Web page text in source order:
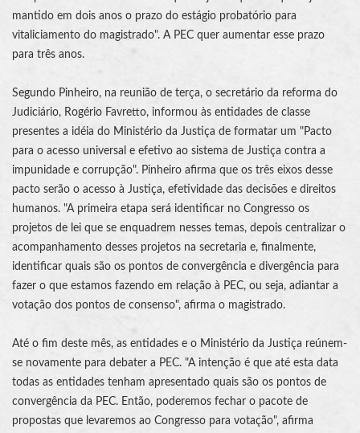
mantido em dois anos o prazo do estágio probatório para
vitaliciamento do magistrado". A PEC quer aumentar esse prazo
para três anos.
Segundo Pinheiro, na reunião de terça, o secretário da reforma do
Judiciário, Rogério Favretto, informou às entidades de classe
presentes a idéia do Ministério da Justiça de formatar um "Pacto
para o acesso universal e efetivo ao sistema de Justiça contra a
impunidade e corrupção". Pinheiro afirma que os três eixos desse
pacto serão o acesso à Justiça, efetividade das decisões e direitos
humanos. "A primeira etapa será identificar no Congresso os
projetos de lei que se enquadrem nesses temas, depois centralizar o
acompanhamento desses projetos na secretaria e, finalmente,
identificar quais são os pontos de convergência e divergência para
fazer o que estamos fazendo em relação à PEC, ou seja, adiantar a
votação dos pontos de consenso", afirma o magistrado.
Até o fim deste mês, as entidades e o Ministério da Justiça reúnem-
se novamente para debater a PEC. "A intenção é que até esta data
todas as entidades tenham apresentado quais são os pontos de
convergência da PEC. Então, poderemos fechar o pacote de
propostas que levaremos ao Congresso para votação", afirma